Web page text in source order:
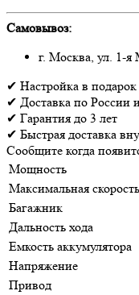
Самовывоз:
г. Москва, ул. 1-я
✔ Настройка в подарок
✔ Доставка по России
✔ Гарантия до 3 лет
✔ Быстрая доставка
Сообщите когда
Мощность
Максимальная скорость
Багажник
Дальность хода
Емкость аккумулятора
Напряжение
Привод